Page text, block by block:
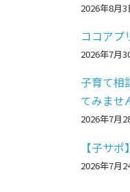
2026年8月3
ココアプ
2026年7月
子育て
てみませ
2026年7月
【子サ
2026年7月